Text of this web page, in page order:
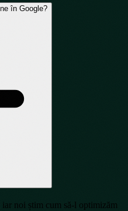
în Google?
noi știm cum să-l optimizăm